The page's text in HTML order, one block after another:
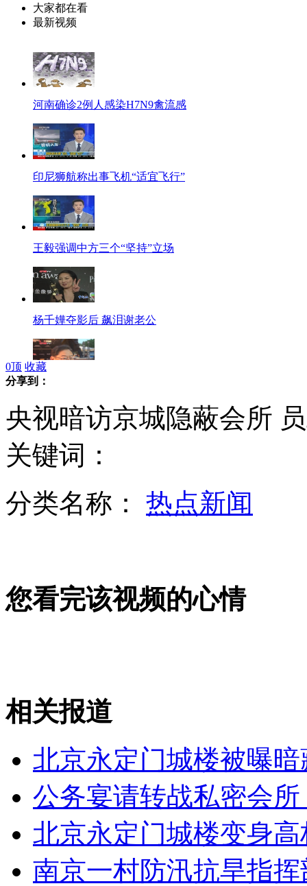
大家都在看
最新视频
河南确诊2例人感染H7N9禽流感
印尼狮航称出事飞机“适宜飞行”
王毅强调中方三个“坚持”立场
杨千嬅夺影后 飙泪谢老公
<寒战>金像9奖 梁家辉再夺帝
日本第三次误报朝鲜发射导弹
韩国网络出现“开战”谣言贴引骚动
山西运城恶犬咬伤多人 警民合力深夜将其击毙
女孩北京地铁殴打老人 痛下狠手拳打脚踢
0顶 收藏
分享到：
央视暗访京城隐蔽会所
关键词：
分类名称： 热点新闻
您看完该视频的心情
相关报道
北京永定门城楼被曝
公务宴请转战私密会
北京永定门城楼变身
南京一村防汛抗旱指